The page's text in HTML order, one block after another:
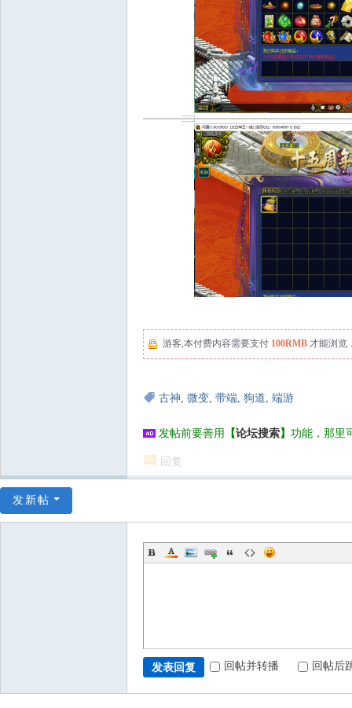
游客,本付费内容需要支付 100RMB 才能浏览
古神, 微变, 带端, 狗道, 端游
发帖前要善用 【论坛搜索】 功能，那里
回复
发新帖
发表回复 回帖并转播 回帖后